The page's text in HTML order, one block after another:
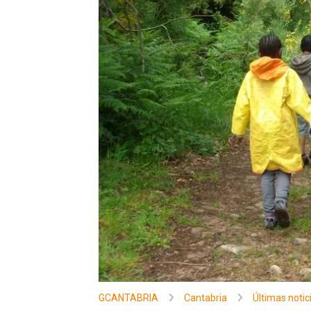
GCANTABRIA Cantabria Últimas